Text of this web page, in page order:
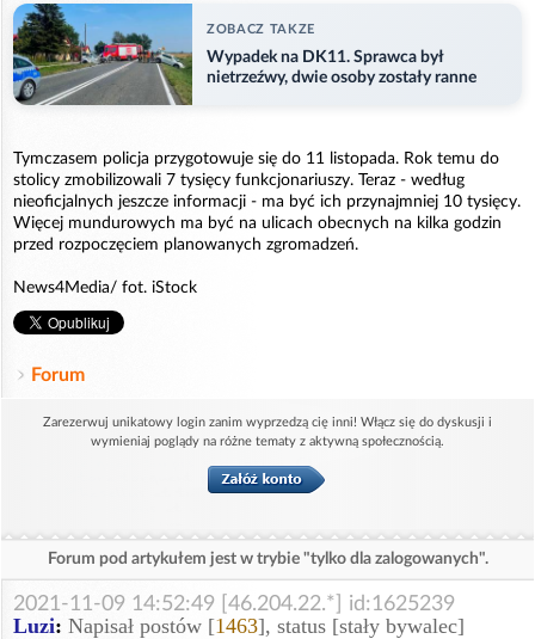
ZOBACZ TAKZE
Wypadek na DK11. Sprawca był
nietrzeźwy, dwie osoby zostały ranne
Tymczasem policja przygotowuje się do 11 listopada. Rok temu do
stolicy zmobilizowali 7 tysięcy funkcjonariuszy. Teraz - według
nieoficjalnych jeszcze informacji - ma być ich przynajmniej 10 tysięcy.
Więcej mundurowych ma być na ulicach obecnych na kilka godzin
przed rozpoczęciem planowanych zgromadzeń.
News4Media/ fot. iStock
Forum
Zarezerwuj unikatowy login zanim wyprzedzą cię inni! Włącz się do dyskusji i
wymieniaj poglądy na różne tematy z aktywną społecznością.
Forum pod artykułem jest w trybie "tylko dla zalogowanych".
2021-11-09 14:52:49 [46.204.22.*] id:1625239
Luzi: Napisał postów [1463], status [stały bywalec]